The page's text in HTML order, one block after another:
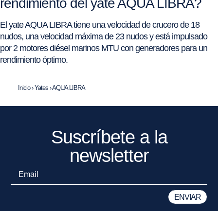
rendimiento del yate AQUA LIBRA?
El yate AQUA LIBRA tiene una velocidad de crucero de 18
nudos, una velocidad máxima de 23 nudos y está impulsado
por 2 motores diésel marinos MTU con generadores para un
rendimiento óptimo.
Inicio›Yates ›AQUA LIBRA
Suscríbete a la
newsletter